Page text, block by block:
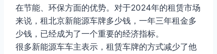
在节能、环保方面的优势。对于2024年的租赁市场
来说，租北京新能源车牌多少钱，一年三年租金多
少钱，已经成为了一个重要的经济指标。
很多新能源车车主表示，租赁车牌的方式减少了他